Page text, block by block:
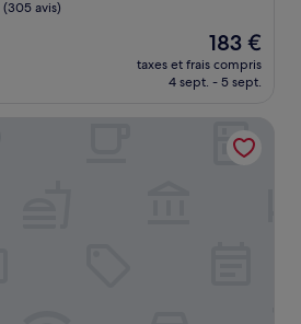
(305 avis)
Le
nouveau
prix
de
183 €
183 €
taxes et frais compris
4 sept. - 5 sept.